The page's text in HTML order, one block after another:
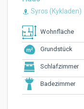
Syros (Kykladen)
Wohnfläche
Grundstück
Schlafzimmer
Badezimmer